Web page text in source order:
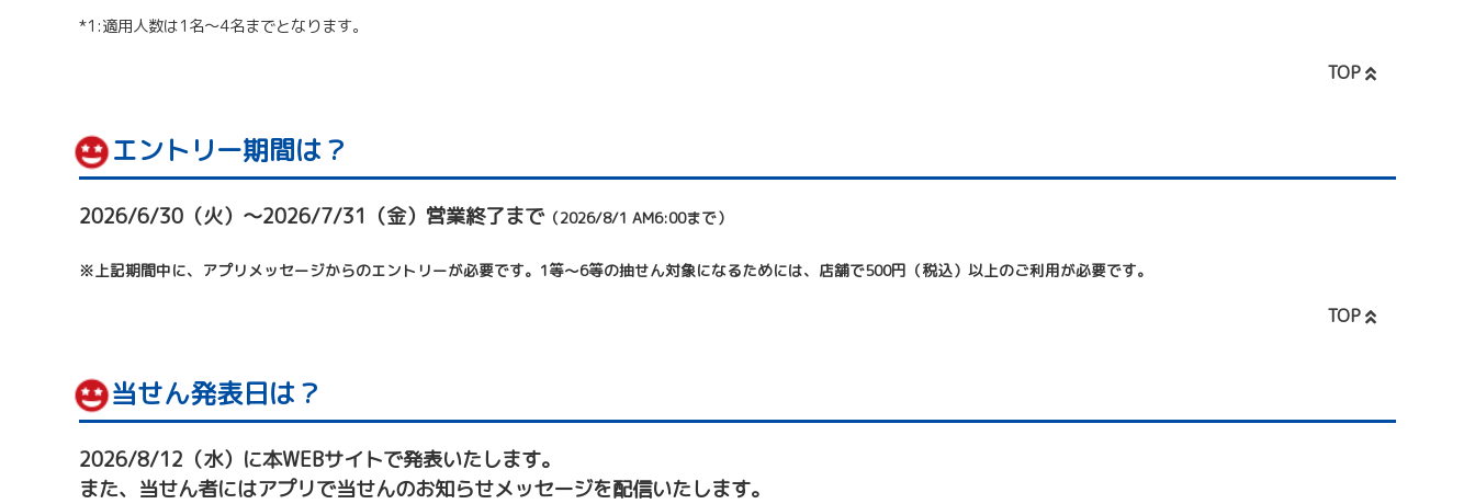
*1:適用人数は1名～4名までとなります。
TOP
エントリー期間は？
2026/6/30（火）～2026/7/31（金）営業終了まで（2026/8/1 AM6:00まで）
※上記期間中に、アプリメッセージからのエントリーが必要です。1等～6等の抽せん対象になるためには、店舗で500円（税込）以上のご利用が必要です。
TOP
当せん発表日は？
2026/8/12（水）に本WEBサイトで発表いたします。
また、当せん者にはアプリで当せんのお知らせメッセージを配信いたします。